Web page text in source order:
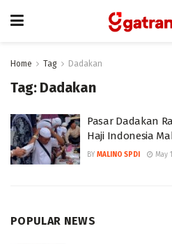
Home Tag Dadakan
Tag: Dadakan
Pasar Dadakan
Haji Indonesia
BY MALINO SPDI May
POPULAR NEWS